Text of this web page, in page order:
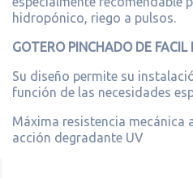
hidropónico, riego a pulsos.
GOTERO PINCHADO DE
Su diseño permite su
función de las necesidades
Máxima resistencia mecánica
acción degradante UV